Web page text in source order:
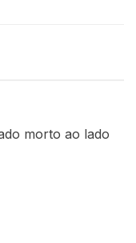
morto ao lado